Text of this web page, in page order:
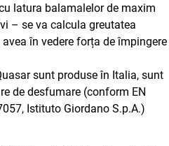
latura balamalelor de maxim
– se va calcula greutatea
în vedere forța de împingere
sunt produse în Italia, sunt
de desfumare (conform EN
Istituto Giordano S.p.A.)